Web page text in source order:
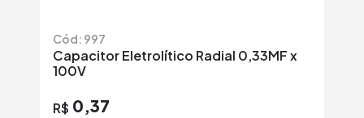
Cód: 997
Capacitor Eletrolítico Radial 0,33MF x
100V
R$ 0,37